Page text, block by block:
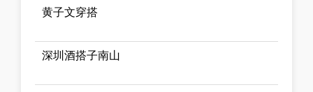
黄子文穿搭
深圳酒搭子南山